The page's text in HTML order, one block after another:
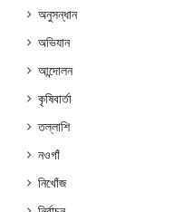
অনুসন্ধান
অভিযান
আন্দোলন
কৃষিবার্তা
তল্লাশি
নওগাঁ
নিখোঁজ